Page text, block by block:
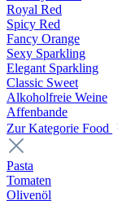
Royal Red
Spicy Red
Fancy Orange
Sexy Sparkling
Elegant Sparkling
Classic Sweet
Alkoholfreie Weine
Affenbande
Zur Kategorie Food
Pasta
Tomaten
Olivenöl